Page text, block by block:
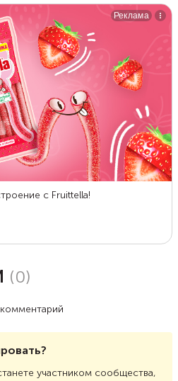
(0)
участником сообщества,